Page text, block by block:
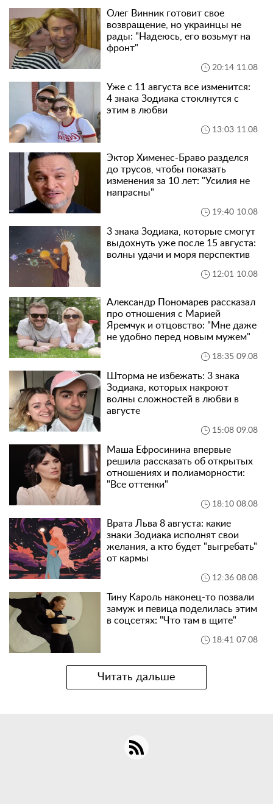
Олег Винник готовит свое
возвращение, но украинцы не
рады: "Надеюсь, его возьмут на
фронт"
20:14 11.08
Уже с 11 августа все изменится:
4 знака Зодиака стоклнутся с
этим в любви
13:03 11.08
Эктор Хименес-Браво разделся
до трусов, чтобы показать
изменения за 10 лет: "Усилия не
напрасны"
19:40 10.08
3 знака Зодиака, которые смогут
выдохнуть уже после 15 августа:
волны удачи и моря перспектив
12:01 10.08
Александр Пономарев рассказал
про отношения с Марией
Яремчук и отцовство: "Мне даже
не удобно перед новым мужем"
18:35 09.08
Шторма не избежать: 3 знака
Зодиака, которых накроют
волны сложностей в любви в
августе
15:08 09.08
Маша Ефросинина впервые
решила рассказать об открытых
отношениях и полиаморности:
"Все оттенки"
18:10 08.08
Врата Льва 8 августа: какие
знаки Зодиака исполнят свои
желания, а кто будет "выгребать"
от кармы
12:36 08.08
Тину Кароль наконец-то позвали
замуж и певица поделилась этим
в соцсетях: "Что там в щите"
18:41 07.08
Читать дальше